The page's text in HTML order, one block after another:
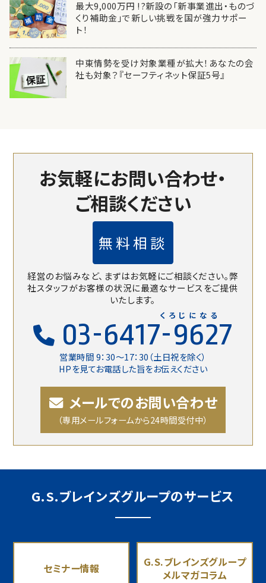
最大9,000万円 !?新設の「新事業進出・ものづ
くり補助金」で新しい挑戦を国が強力サポー
ト！
中東情勢を受け対象業種が拡大！あなたの会
社も対象？『セーフティネット保証5号』
お気軽にお問い合わせ・
ご相談ください
無料相談
経営のお悩みなど、まずはお気軽にご相談ください。弊
社スタッフがお客様の状況に最適なサービスをご提供
いたします。
03-6417-9627
営業時間 9：30〜17：30（土日祝を除く）
HPを見てお電話した旨をお伝えください
くろじになる
メールでのお問い合わせ
（専用メールフォームから24時間受付中）
G.S.ブレインズグループのサービス
セミナー情報
G.S.ブレインズグループ
メルマガコラム